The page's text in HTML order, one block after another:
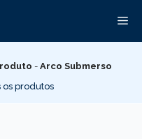
- Arco Submerso
os produtos